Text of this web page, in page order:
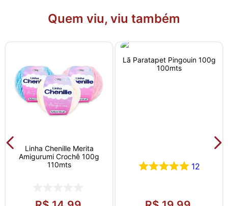
Quem viu, viu também
Linha Chenille Merita
Amigurumi Crochê 100g
110mts
Lã Paratapet Pingouin 100g
100mts
12